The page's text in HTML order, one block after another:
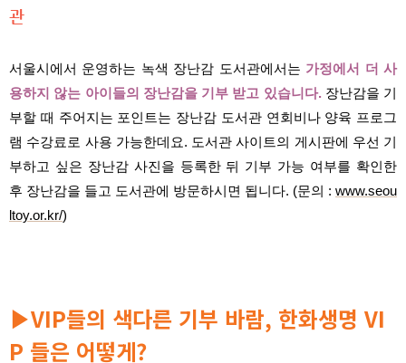
관
서울시에서 운영하는 녹색 장난감 도서관에서는 가정에서 더 사
용하지 않는 아이들의 장난감을 기부 받고 있습니다. 장난감을 기
부할 때 주어지는 포인트는 장난감 도서관 연회비나 양육 프로그
램 수강료로 사용 가능한데요. 도서관 사이트의 게시판에 우선 기
부하고 싶은 장난감 사진을 등록한 뒤 기부 가능 여부를 확인한
후 장난감을 들고 도서관에 방문하시면 됩니다. (문의 : www.seou
ltoy.or.kr/)
▶VIP들의 색다른 기부 바람, 한화생명 VI
P 들은 어떻게?